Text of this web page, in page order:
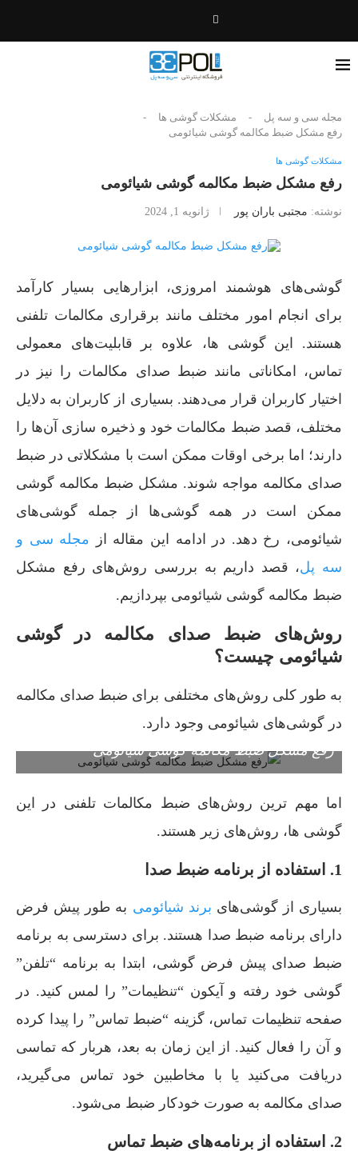
مجله سی و سه پل - مشکلات گوشی ها
-
رفع مشکل ضبط مکالمه گوشی شیائومی
مشکلات گوشی ها
رفع مشکل ضبط مکالمه گوشی شیائومی
نوشته: مجتبی باران پور ژانویه 1, 2024
گوشی‌های هوشمند امروزی، ابزارهایی بسیار کارآمد
برای انجام امور مختلف مانند برقراری مکالمات تلفنی
هستند. این گوشی ها، علاوه بر قابلیت‌های معمولی
تماس، امکاناتی مانند ضبط صدای مکالمات را نیز در
اختیار کاربران قرار می‌دهند. بسیاری از کاربران به دلایل
مختلف، قصد ضبط مکالمات خود و ذخیره سازی آن‌ها را
دارند؛ اما برخی اوقات ممکن است با مشکلاتی در ضبط
صدای مکالمه مواجه شوند. مشکل ضبط مکالمه گوشی
ممکن است در همه گوشی‌ها از جمله گوشی‌های
شیائومی، رخ دهد. در ادامه این مقاله از مجله سی و
سه پل، قصد داریم به بررسی روش‌های رفع مشکل
ضبط مکالمه گوشی شیائومی بپردازیم.
روش‌های ضبط صدای مکالمه در گوشی
شیائومی چیست؟
به طور کلی روش‌های مختلفی برای ضبط صدای مکالمه
در گوشی‌های شیائومی وجود دارد.
رفع مشکل ضبط مکالمه گوشی شیائومی
اما مهم ترین روش‌های ضبط مکالمات تلفنی در این
گوشی ها، روش‌های زیر هستند.
1. استفاده از برنامه ضبط صدا
بسیاری از گوشی‌های برند شیائومی به طور پیش فرض
دارای برنامه ضبط صدا هستند. برای دسترسی به برنامه
ضبط صدای پیش فرض گوشی، ابتدا به برنامه “تلفن”
گوشی خود رفته و آیکون “تنظیمات” را لمس کنید. در
صفحه تنظیمات تماس، گزینه “ضبط تماس” را پیدا کرده
و آن را فعال کنید. از این زمان به بعد، هربار که تماسی
دریافت می‌کنید یا با مخاطبین خود تماس می‌گیرید،
صدای مکالمه به صورت خودکار ضبط می‌شود.
2. استفاده از برنامه‌های ضبط تماس